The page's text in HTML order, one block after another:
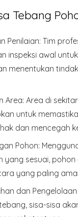
Tebang
Penilaian: Tim
inspeksi awal
menentukan
Area: Area di
untuk
dan mencegah
Pohon:
yang sesuai,
yang paling
dan Pengelolaan
sisa-sisa